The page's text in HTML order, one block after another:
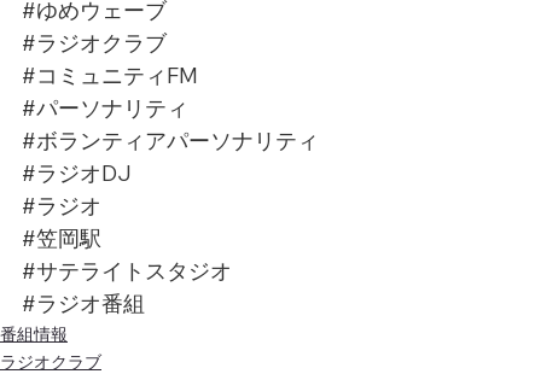
#ゆめウェーブ
#ラジオクラブ
#コミュニティFM
#パーソナリティ
#ボランティアパーソナリティ
#ラジオDJ
#ラジオ
#笠岡駅
#サテライトスタジオ
#ラジオ番組
番組情報
ラジオクラブ